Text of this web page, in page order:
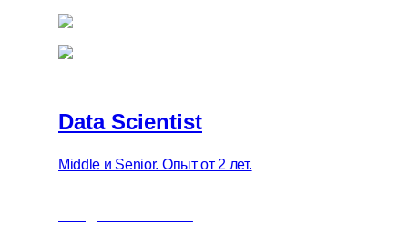
Data Scientist
Middle и Senior. Опыт от 2 лет.